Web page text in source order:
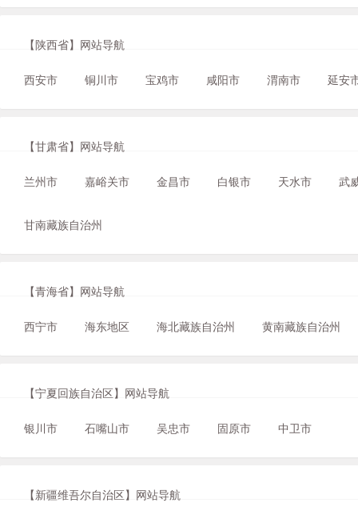
【陕西省】网站导航
西安市 铜川市 宝鸡市 咸阳市 渭南市 延安
【甘肃省】网站导航
兰州市 嘉峪关市 金昌市 白银市 天水市 武
甘南藏族自治州
【青海省】网站导航
西宁市 海东地区 海北藏族自治州 黄南藏族自治州
【宁夏回族自治区】网站导航
银川市 石嘴山市 吴忠市 固原市 中卫市
【新疆维吾尔自治区】网站导航